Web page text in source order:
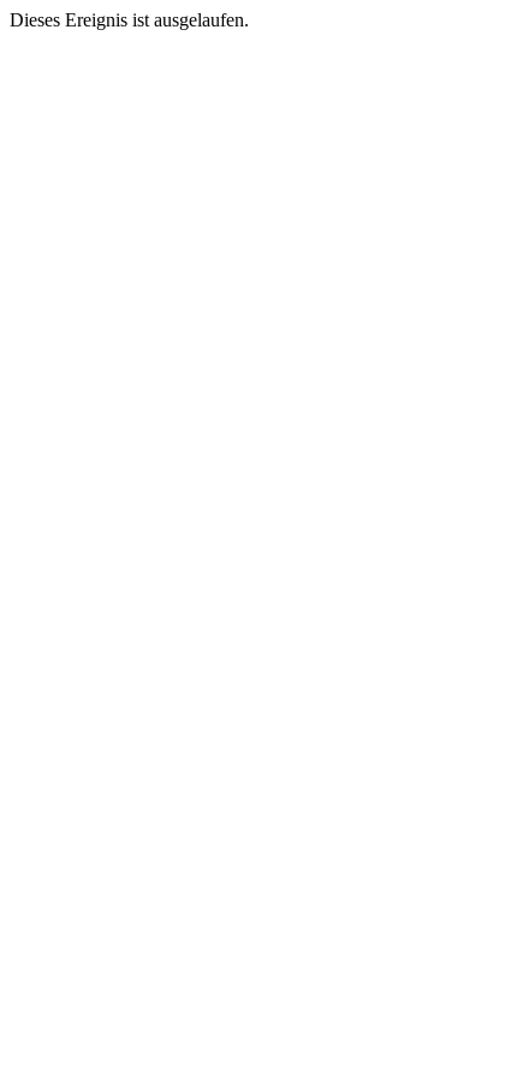
Dieses Ereignis ist ausgelaufen.